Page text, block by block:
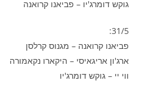
גוקש דומרג'יו – פביאנו קרואנה
31/5:
פביאנו קרואנה – מגנוס קרלסן
ארג'ון אריגאיסי – היקארו נקאמורה
ווי יי – גוקש דומרג'יו